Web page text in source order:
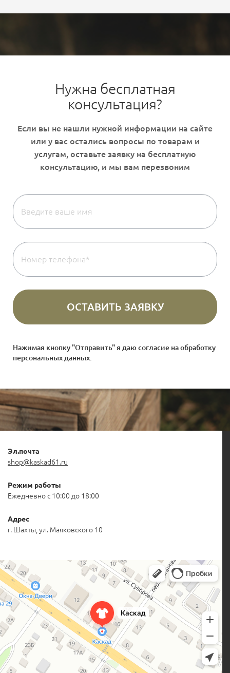
содержит растительных или...
Нужна бесплатная
консультация?
Нажимая кнопку "Отправить" я даю согласие наобработку
персональных данных.
Эл.почта
shop@kaskad61.ru
Режим работы
Ежедневно с 10:00 до 18:00
Адрес
г. Шахты, ул. Маяковского 10